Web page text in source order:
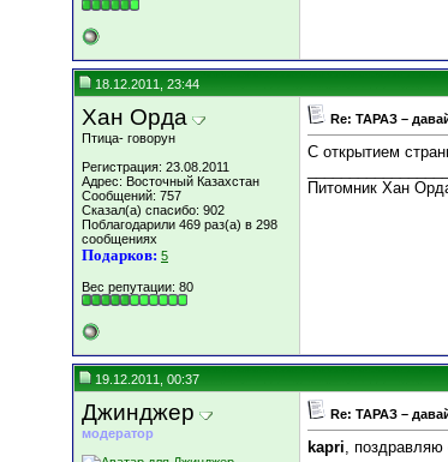
18.12.2011, 23:44
Хан Орда
Птица- говорун
Регистрация: 23.08.2011
Адрес: Восточный Казахстан
Сообщений: 757
Сказал(а) спасибо: 902
Поблагодарили 469 раз(а) в 298
сообщениях
Подарков: 5
Вес репутации: 80
Re: ТАРАЗ –
С открытием
Питомник Хан
19.12.2011, 00:37
Джинджер
модератор
Re: ТАРАЗ –
kapri,